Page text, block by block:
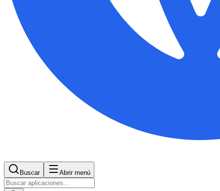
Buscar Abrir menú